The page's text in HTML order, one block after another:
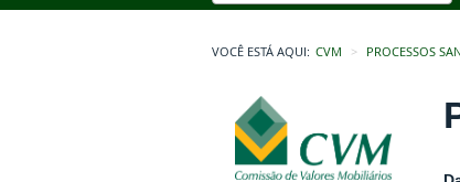
VOCÊ ESTÁ AQUI: CVM PROCESSOS